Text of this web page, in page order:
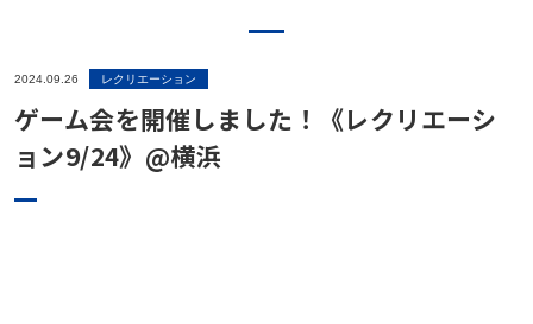
サポート内容
2024.09.26 レクリエーション
ゲーム会を開催しました！《レクリエーシ
ョン9/24》@横浜